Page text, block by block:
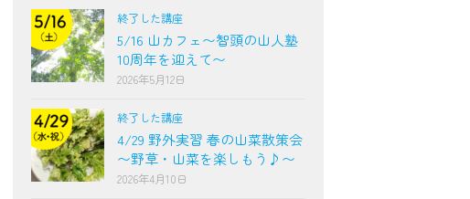
終了した講座
5/16 山カフェ〜智頭の山人塾
10周年を迎えて〜
2026年5月12日
終了した講座
4/29 野外実習 春の山菜散策会
〜野草・山菜を楽しもう♪〜
2026年4月10日